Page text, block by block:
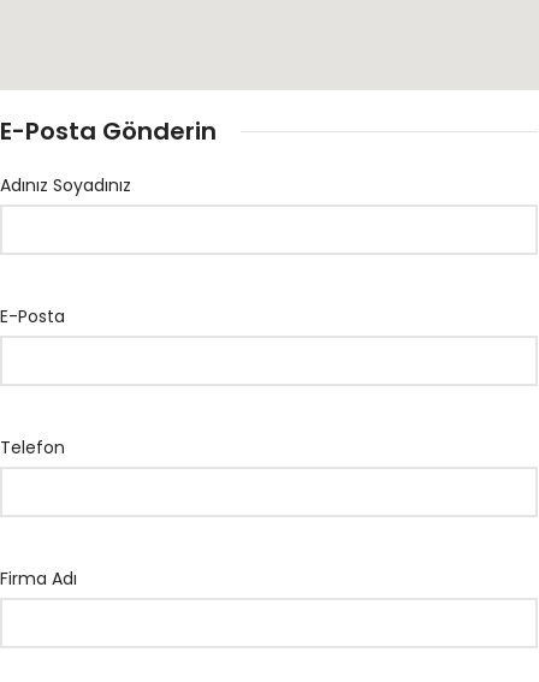
E-Posta Gönderin
Adınız Soyadınız
E-Posta
Telefon
Firma Adı